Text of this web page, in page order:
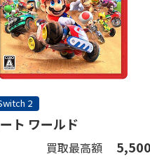
2
ト ワールド
買取最高額 5,500